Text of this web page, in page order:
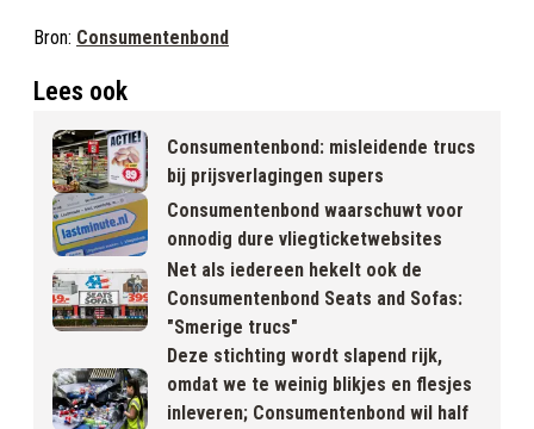
Bron: Consumentenbond
Lees ook
Consumentenbond: misleidende trucs
bij prijsverlagingen supers
Consumentenbond waarschuwt voor
onnodig dure vliegticketwebsites
Net als iedereen hekelt ook de
Consumentenbond Seats and Sofas:
"Smerige trucs"
Deze stichting wordt slapend rijk,
omdat we te weinig blikjes en flesjes
inleveren; Consumentenbond wil half